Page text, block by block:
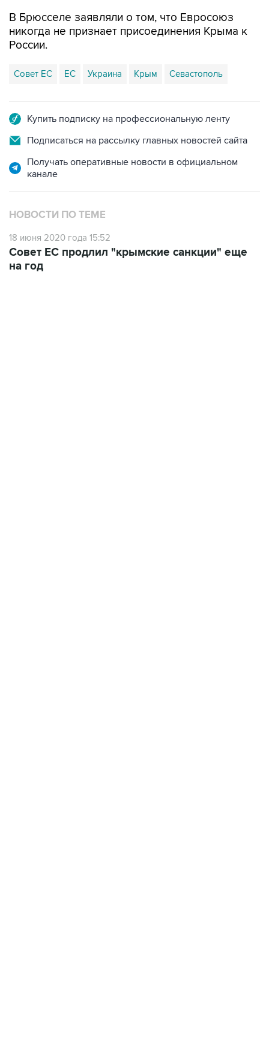
В Брюсселе заявляли о том, что Евросоюз
никогда не признает присоединения Крыма к
России.
Совет ЕС ЕС Украина Крым Севастополь
Купить подписку на профессиональную ленту
Подписаться на рассылку главных новостей сайта
Получать оперативные новости в официальном
канале
НОВОСТИ ПО ТЕМЕ
18 июня 2020 года 15:52
Совет ЕС продлил "крымские санкции" еще
на год